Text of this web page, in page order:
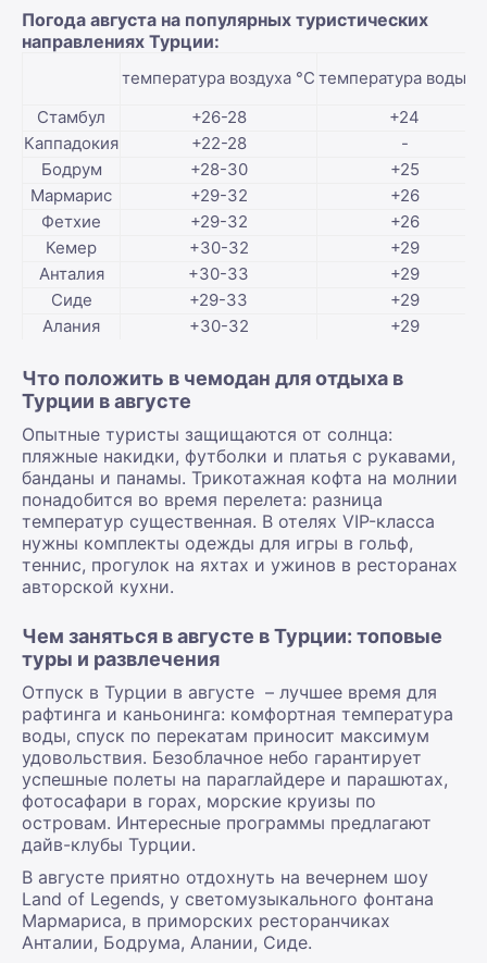
Погода августа на популярных туристических
направлениях Турции:
температура воздуха °С температура воды
Стамбул
+26-28
+24
Каппадокия
+22-28
-
Бодрум
+28-30
+25
Мармарис
+29-32
+26
Фетхие
+29-32
+26
Кемер
+30-32
+29
Анталия
+30-33
+29
Сиде
+29-33
+29
Алания
+30-32 +29
Что положить в чемодан для отдыха в
Турции в августе
Опытные туристы защищаются от солнца:
пляжные накидки, футболки и платья с рукавами,
банданы и панамы. Трикотажная кофта на молнии
понадобится во время перелета: разница
температур существенная. В отелях VIP-класса
нужны комплекты одежды для игры в гольф,
теннис, прогулок на яхтах и ужинов в ресторанах
авторской кухни.
Чем заняться в августе в Турции: топовые
туры и развлечения
Отпуск в Турции в августе – лучшее время для
рафтинга и каньонинга: комфортная температура
воды, спуск по перекатам приносит максимум
удовольствия. Безоблачное небо гарантирует
успешные полеты на параглайдере и парашютах,
фотосафари в горах, морские круизы по
островам. Интересные программы предлагают
дайв-клубы Турции.
В августе приятно отдохнуть на вечернем шоу
Land of Legends, у светомузыкального фонтана
Мармариса, в приморских ресторанчиках
Анталии, Бодрума, Алании, Сиде.